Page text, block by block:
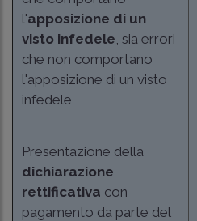
l'apposizione di un
visto infedele , sia errori
che non comportano
l'apposizione di un visto
infedele
Presentazione della
dichiarazione
rettificativa con
pagamento da parte del